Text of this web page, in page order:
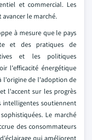
et commercial. Les
le marché.
à mesure que le pays
et des pratiques de
et les politiques
l'efficacité énergétique
l'origine de l'adoption de
l'accent sur les progrès
intelligentes soutiennent
Le marché
des consommateurs
qui améliorent